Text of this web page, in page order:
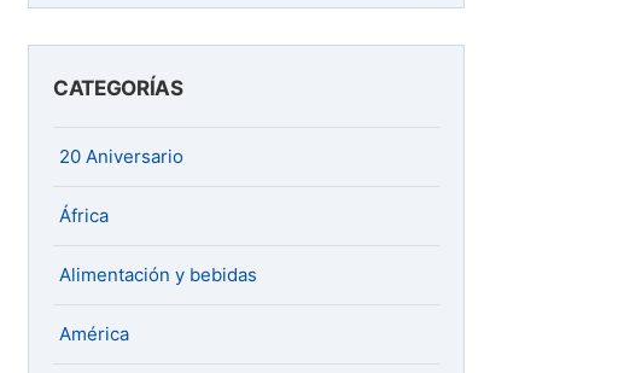
CATEGORÍAS
20 Aniversario
África
Alimentación y bebidas
América